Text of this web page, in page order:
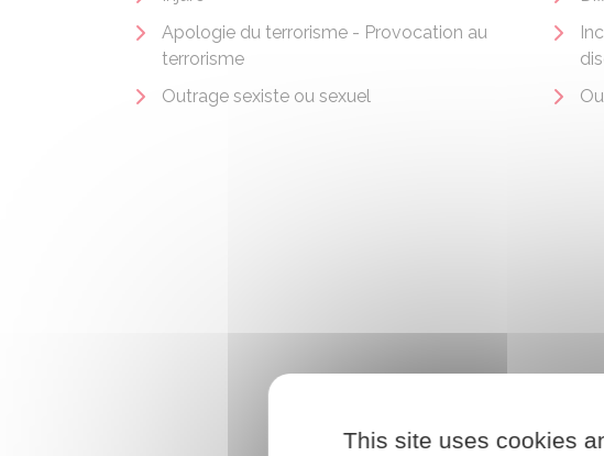
Apologie du terrorisme - Provocation au
terrorisme
Outrage sexiste ou sexuel
This site uses cookies